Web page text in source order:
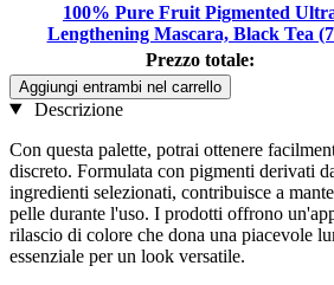
100% Pure Fruit Pigmented
Lengthening Mascara, Black Tea
Prezzo totale:
Aggiungi entrambi nel carrello
Descrizione
Con questa palette, potrai ottenere
discreto. Formulata con pigmenti derivati
ingredienti selezionati, contribuisce a
pelle durante l'uso. I prodotti offrono
rilascio di colore che dona una piacevole
essenziale per un look versatile.